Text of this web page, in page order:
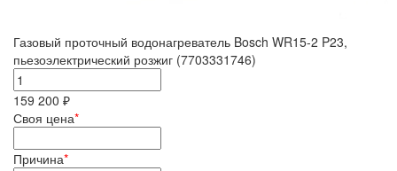
Газовый проточный водонагреватель Bosch WR15-2 P23,
пьезоэлектрический розжиг (7703331746)
159 200 ₽
Своя цена*
Причина*